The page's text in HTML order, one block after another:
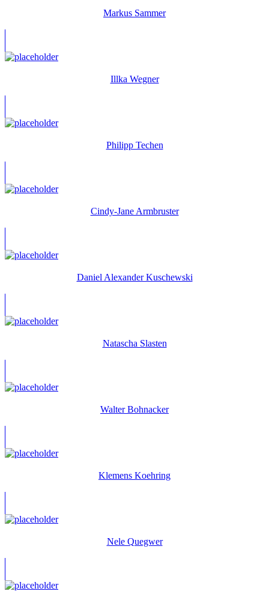
Markus Sammer
Illka Wegner
Philipp Techen
Cindy-Jane Armbruster
Daniel Alexander Kuschewski
Natascha Slasten
Walter Bohnacker
Klemens Koehring
Nele Quegwer